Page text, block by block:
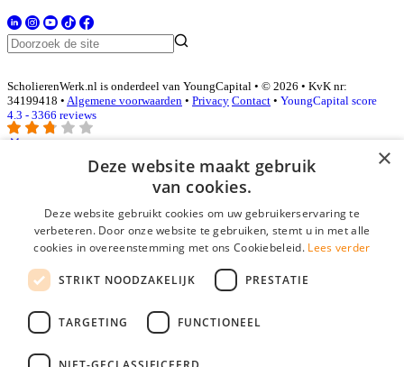
ScholierenWerk.nl is onderdeel van YoungCapital • © 2026 • KvK nr:
34199418 • Algemene voorwaarden • Privacy Contact • YoungCapital score
4.3 - 3366 reviews
E-mail*
Wachtwoord
login gegevens onthouden
login
Bedrijf aanmelden
×
Deze website maakt gebruik
van cookies.
Deze website gebruikt cookies om uw gebruikerservaring te
verbeteren. Door onze website te gebruiken, stemt u in met alle
cookies in overeenstemming met ons Cookiebeleid. Lees verder
STRIKT NOODZAKELIJK PRESTATIE
TARGETING FUNCTIONEEL